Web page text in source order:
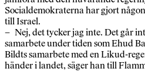
Socialdemokraterna har gjort
till Israel.
– Nej, det tycker jag inte. Det går
samarbete under tiden som Ehud
Bildts samarbete med en Likud-
händer i landet, säger han till